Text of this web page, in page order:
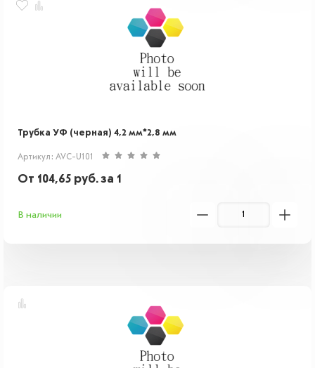
Трубка УФ (черная) 4,2 мм*2,8 мм
Артикул: AVC-U101
От 104,65 руб.за 1
В наличии